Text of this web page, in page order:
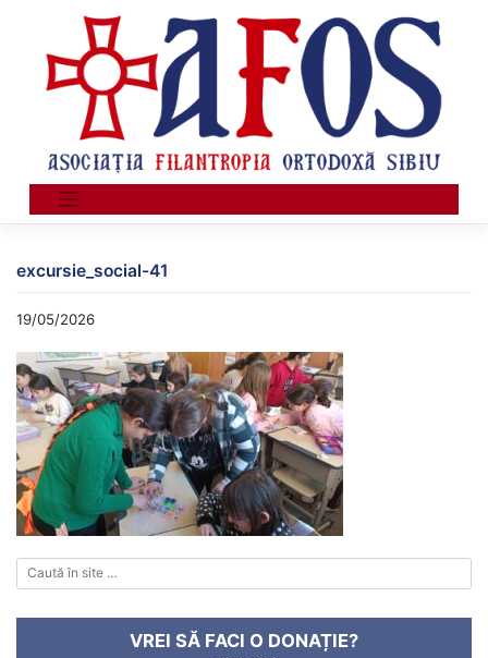
content
excursie_social-41
19/05/2026
VREI SĂ FACI O DONAȚIE?